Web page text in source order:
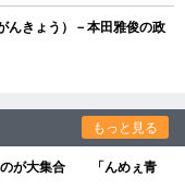
きょう）－本田雅俊の政
もっと見る
のが大集合 「んめぇ青